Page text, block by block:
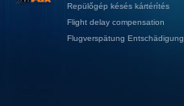
Repülőgép késés kártérítés
Flight delay compensation
Flugverspätung Entschädigung